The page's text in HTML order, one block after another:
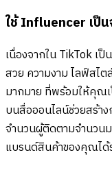
ใช้ Influencer เป็
เนื่องจากใน TikTok เ
สวย ความงาม ไลฟ์สไต
มากมาย ที่พร้อมให้คุณ
บนสื่อออนไลน์ช่วยสร้า
จำนวนผู้ติดตามจำนวน
แบรนด์สินค้าของคุณไ